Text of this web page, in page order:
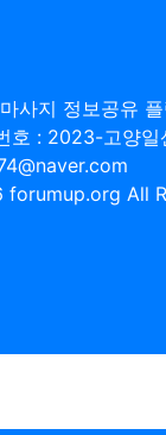
사지 정보공유
호 : 2023-고양
All